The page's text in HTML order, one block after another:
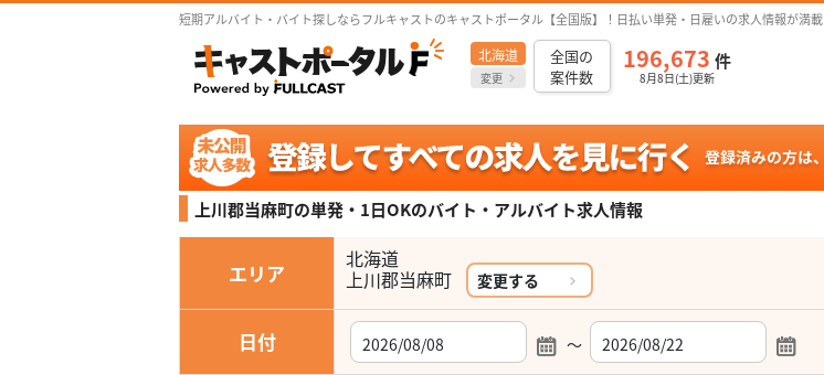
短期アルバイト・バイト探しならフルキャストのキャストポータル【全国版】！日払い単発・日雇いの求人情報が満載
北海道
変更
全国の
案件数
196,673 件
8月8日(土)更新
上川郡当麻町の単発・1日OKのバイト・アルバイト求人情報
エリア
北海道
上川郡当麻町 変更する
日付 ～